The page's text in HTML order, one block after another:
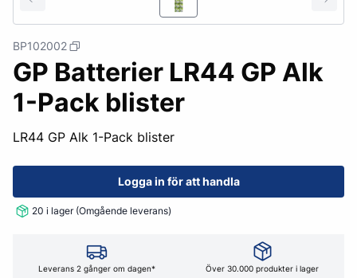
BP102002
GP Batterier LR44 GP Alk
1-Pack blister
LR44 GP Alk 1-Pack blister
Logga in för att handla
20 i lager (Omgående leverans)
Leverans 2 gånger om dagen* Över 30.000 produkter i lager